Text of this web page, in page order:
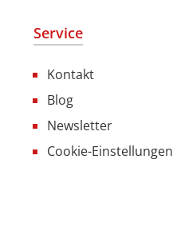
Service
Kontakt
Blog
Newsletter
Cookie-Einstellungen